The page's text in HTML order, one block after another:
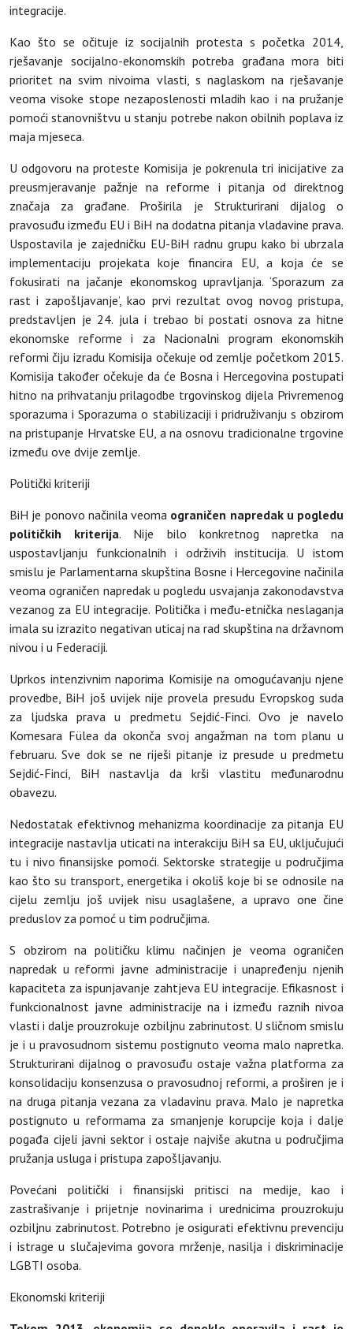
integracije.
Kao što se očituje iz socijalnih protesta s početka 2014,
rješavanje socijalno-ekonomskih potreba građana mora biti
prioritet na svim nivoima vlasti, s naglaskom na rješavanje
veoma visoke stope nezaposlenosti mladih kao i na pružanje
pomoći stanovništvu u stanju potrebe nakon obilnih poplava iz
maja mjeseca.
U odgovoru na proteste Komisija je pokrenula tri inicijative za
preusmjeravanje pažnje na reforme i pitanja od direktnog
značaja za građane. Proširila je Strukturirani dijalog o
pravosuđu između EU i BiH na dodatna pitanja vladavine prava.
Uspostavila je zajedničku EU-BiH radnu grupu kako bi ubrzala
implementaciju projekata koje financira EU, a koja će se
fokusirati na jačanje ekonomskog upravljanja. ‘Sporazum za
rast i zapošljavanje’, kao prvi rezultat ovog novog pristupa,
predstavljen je 24. jula i trebao bi postati osnova za hitne
ekonomske reforme i za Nacionalni program ekonomskih
reformi čiju izradu Komisija očekuje od zemlje početkom 2015.
Komisija također očekuje da će Bosna i Hercegovina postupati
hitno na prihvatanju prilagodbe trgovinskog dijela Privremenog
sporazuma i Sporazuma o stabilizaciji i pridruživanju s obzirom
na pristupanje Hrvatske EU, a na osnovu tradicionalne trgovine
između ove dvije zemlje.
Politički kriteriji
BiH je ponovo načinila veoma ograničen napredak u pogledu
političkih kriterija. Nije bilo konkretnog napretka na
uspostavljanju funkcionalnih i održivih institucija. U istom
smislu je Parlamentarna skupština Bosne i Hercegovine načinila
veoma ograničen napredak u pogledu usvajanja zakonodavstva
vezanog za EU integracije. Politička i među-etnička neslaganja
imala su izrazito negativan uticaj na rad skupština na državnom
nivou i u Federaciji.
Uprkos intenzivnim naporima Komisije na omogućavanju njene
provedbe, BiH još uvijek nije provela presudu Evropskog suda
za ljudska prava u predmetu Sejdić-Finci. Ovo je navelo
Komesara Fülea da okonča svoj angažman na tom planu u
februaru. Sve dok se ne riješi pitanje iz presude u predmetu
Sejdić-Finci, BiH nastavlja da krši vlastitu međunarodnu
obavezu.
Nedostatak efektivnog mehanizma koordinacije za pitanja EU
integracije nastavlja uticati na interakciju BiH sa EU, uključujući
tu i nivo finansijske pomoći. Sektorske strategije u područjima
kao što su transport, energetika i okoliš koje bi se odnosile na
cijelu zemlju još uvijek nisu usaglašene, a upravo one čine
preduslov za pomoć u tim područjima.
S obzirom na političku klimu načinjen je veoma ograničen
napredak u reformi javne administracije i unapređenju njenih
kapaciteta za ispunjavanje zahtjeva EU integracije. Efikasnost i
funkcionalnost javne administracije na i između raznih nivoa
vlasti i dalje prouzrokuje ozbiljnu zabrinutost. U sličnom smislu
je i u pravosudnom sistemu postignuto veoma malo napretka.
Strukturirani dijalnog o pravosuđu ostaje važna platforma za
konsolidaciju konsenzusa o pravosudnoj reformi, a proširen je i
na druga pitanja vezana za vladavinu prava. Malo je napretka
postignuto u reformama za smanjenje korupcije koja i dalje
pogađa cijeli javni sektor i ostaje najviše akutna u područjima
pružanja usluga i pristupa zapošljavanju.
Povećani politički i finansijski pritisci na medije, kao i
zastrašivanje i prijetnje novinarima i urednicima prouzrokuju
ozbiljnu zabrinutost. Potrebno je osigurati efektivnu prevenciju
i istrage u slučajevima govora mrženje, nasilja i diskriminacije
LGBTI osoba.
Ekonomski kriteriji